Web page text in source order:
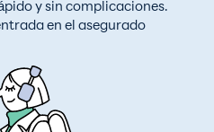
y sin complicaciones.
en el asegurado